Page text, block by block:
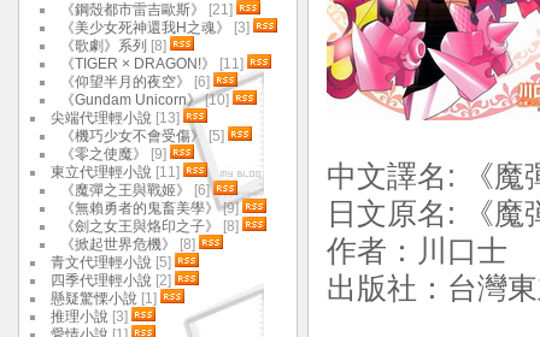
中文譯名: 《
日文原名: 《
作者：川口
出版社：台灣
《鋼殼都市雷吉歐斯》
[21]
《美少女死神還我H之魂》
[3]
《歌劇》系列 [8]
《TIGER × DRAGON!》
[11]
《仰望半月的夜空》
[6]
《Gundam Unicorn》[10]
尖端代理輕小說 [13]
《機巧少女不會受傷》
[5]
《零之使魔》
[9]
東立代理輕小說 [11]
《魔彈之王與戰姬》
[6]
《無賴勇者的鬼畜美學》[9]
《劍之女王與烙印之子》
[8]
《掀起世界危機》
[8]
青文代理輕小說 [5]
四季代理輕小說 [2]
懸疑驚慄小說 [1]
推理小說 [3]